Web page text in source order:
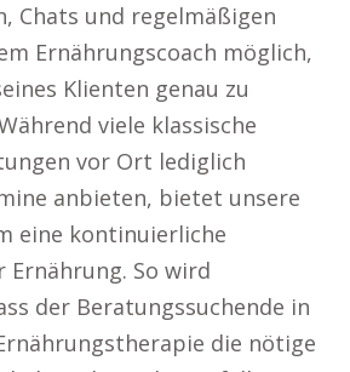
Chats und regelmäßigen
Ernährungscoach möglich,
Klienten genau zu
viele klassische
vor Ort lediglich
anbieten, bietet unsere
eine kontinuierliche
Ernährung. So wird
der Beratungssuchende in
die nötige